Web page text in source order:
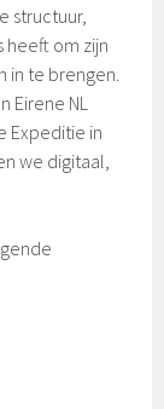
structuur,
om zijn
in te brengen.
Eirene NL
Expeditie in
we digitaal,